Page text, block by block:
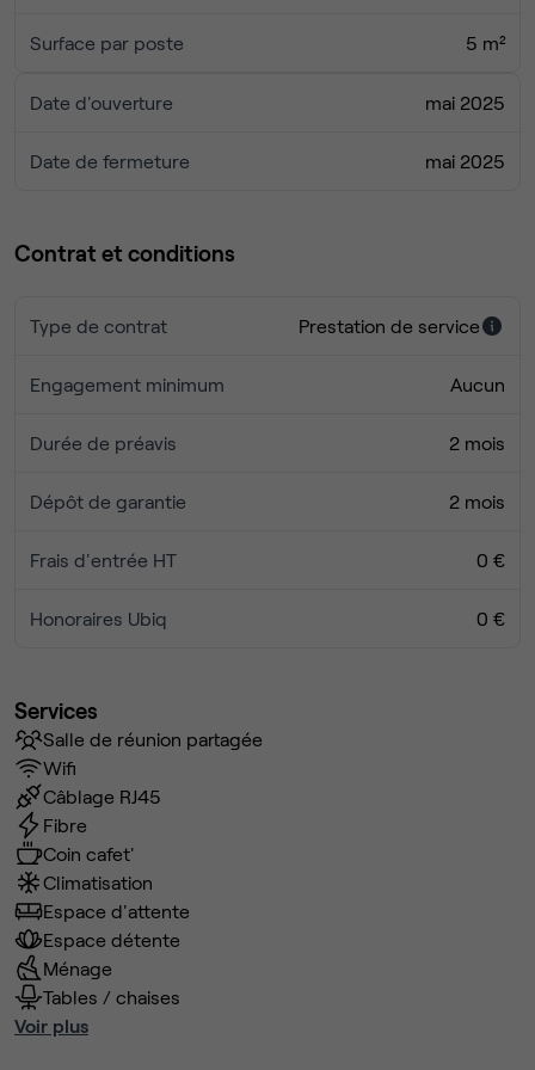
Surface par poste 5 m²
Date d'ouverture mai 2025
Date de fermeture mai 2025
Contrat et conditions
Type de contrat Prestation de service
Engagement minimum Aucun
Durée de préavis 2 mois
Dépôt de garantie 2 mois
Frais d'entrée HT 0 €
Honoraires Ubiq 0 €
Services
Salle de réunion partagée
Wifi
Câblage RJ45
Fibre
Coin cafet'
Climatisation
Espace d'attente
Espace détente
Ménage
Tables / chaises
Voir plus